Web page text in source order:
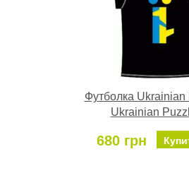
Футболка Ukrainian
Ukrainian
680 грн